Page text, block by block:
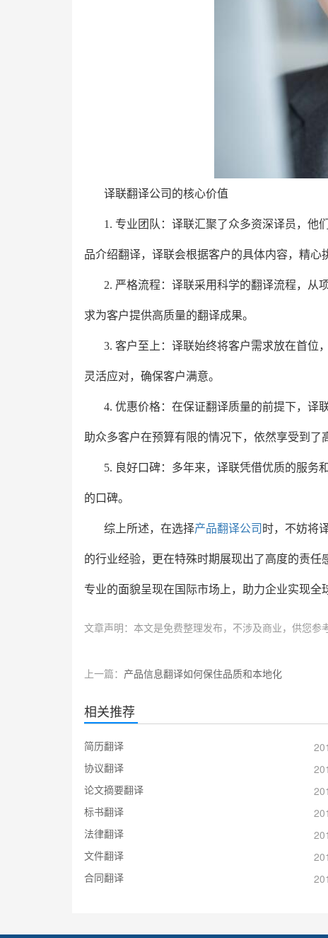
译联翻译公司的核心价值
1. 专业团队：译联汇聚了众多资深译员，他
品介绍翻译，译联会根据客户的具体内容，精心
2. 严格流程：译联采用科学的翻译流程，从
求为客户提供高质量的翻译成果。
3. 客户至上：译联始终将客户需求放在首位
灵活应对，确保客户满意。
4. 优惠价格：在保证翻译质量的前提下，译
助众多客户在预算有限的情况下，依然享受到了
5. 良好口碑：多年来，译联凭借优质的服务
的口碑。
综上所述，在选择产品翻译公司 时，不妨将
的行业经验，更在特殊时期展现出了高度的责任
专业的面貌呈现在国际市场上，助力企业实现全
文章声明：本文是免费整理发布，不涉及商业，供您参
上一篇： 产品信息翻译如何保住品质和本地化
相关推荐
简历翻译
协议翻译
论文摘要翻译
标书翻译
法律翻译
文件翻译
合同翻译